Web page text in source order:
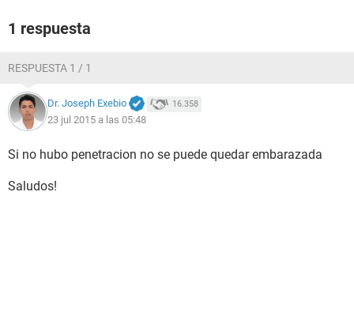
1 respuesta
RESPUESTA 1 / 1
Dr. Joseph Exebio 16.358
23 jul 2015 a las 05:48
Si no hubo penetracion no se puede quedar embarazada
Saludos!